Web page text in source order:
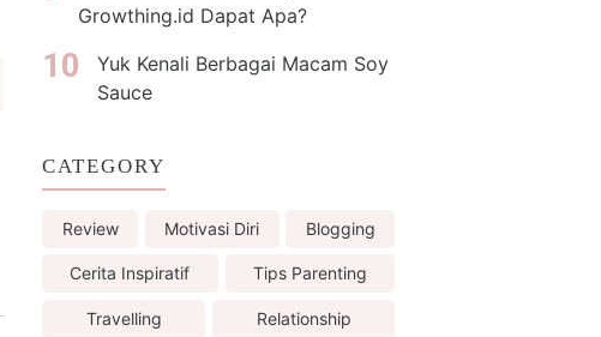
Growthing.id Dapat Apa?
Yuk Kenali Berbagai Macam Soy
Sauce
CATEGORY
Review Motivasi Diri Blogging
Cerita Inspiratif Tips Parenting
Travelling Relationship